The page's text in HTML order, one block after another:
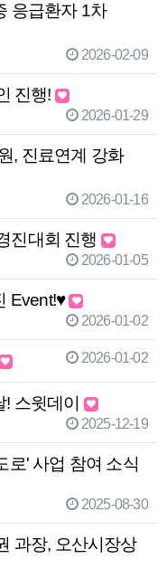
응급환자 1차
2026-02-09
진행!
2026-01-29
, 진료연계 강화
2026-01-16
진대회 진행
2026-01-05
Event!♥
2026-01-02
2026-01-02
스윗데이
2025-12-19
로' 사업 참여 소식
2025-08-30
과장, 오산시장상